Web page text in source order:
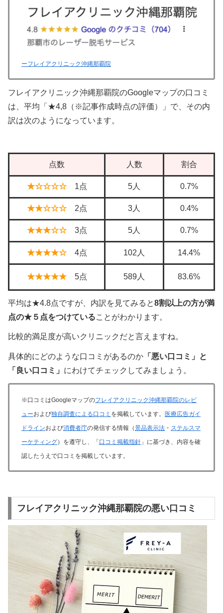
ーフレイアクリニック沖縄那覇院
フレイアクリニック沖縄那覇院のGoogleマップの口コミ
は、平均「★4,8（※記事作成時点の評価）」で、その内
訳は次のようになっています。
点数 人数 割合
★☆☆☆☆ 1点 5人 0.7%
★★☆☆☆ 2点 3人 0.4%
★★★☆☆ 3点 5人 0.7%
★★★★☆ 4点 102人 14.4%
★★★★★ 5点 589人 83.6%
平均は★4.8点ですが、内訳を見てみると8割以上の方が満
点の★５点をつけていることがわかります。
比較的満足度が高いクリニックだと言えますね。
具体的にどのような口コミがあるのか 「悪い口コミ」と
「良い口コミ」 にわけてチェックしてみましょう。
※口コミはGoogleマップのフレイアクリニック沖縄那覇院のレビ
ューおよび独自調査による口コミ を掲載しています。 医療広告ガイ
ドラインおよび消費者庁の発信する情報（景品表示法 ・ ステルスマ
ーケティング）を遵守し、「口コミ掲載指針 」に基づき、内容を確
認したうえで口コミを掲載しています。
フレイアクリニック沖縄那覇院の悪い口コミ